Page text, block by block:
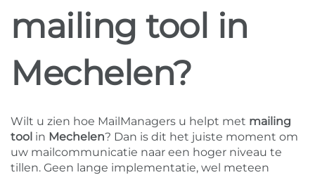
mailing tool in
Mechelen?
Wilt u zien hoe MailManagers u helpt met mailing
tool in Mechelen? Dan is dit het juiste moment om
uw mailcommunicatie naar een hoger niveau te
tillen. Geen lange implementatie, wel meteen